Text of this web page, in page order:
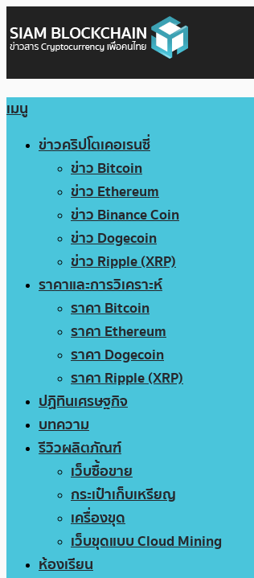
เมนู
ข่าวคริปโตเคอเรนซี่
ข่าว Bitcoin
ข่าว Ethereum
ข่าว Binance Coin
ข่าว Dogecoin
ข่าว Ripple (XRP)
ราคาและการวิเคราะห์
ราคา Bitcoin
ราคา Ethereum
ราคา Dogecoin
ราคา Ripple (XRP)
ปฏิทินเศรษฐกิจ
บทความ
รีวิวผลิตภัณฑ์
เว็บซื้อขาย
กระเป๋าเก็บเหรียญ
เครื่องขุด
เว็บขุดแบบ Cloud Mining
ห้องเรียน